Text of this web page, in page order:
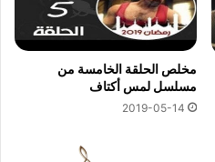
مخلص الحلقة الخامسة من
مسلسل لمس أكتاف
2019-05-14